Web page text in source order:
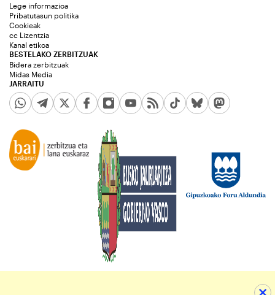
JARRAITU
Lege informazioa
Pribatutasun politika
Cookieak
cc Lizentzia
Kanal etikoa
BESTELAKO ZERBITZUAK
Bidera zerbitzuak
Midas Media